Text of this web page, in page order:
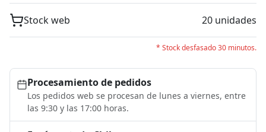
Stock web 20 unidades
* Stock desfasado 30 minutos.
Procesamiento de pedidos
Los pedidos web se procesan de lunes a viernes, entre
las 9:30 y las 17:00 horas.